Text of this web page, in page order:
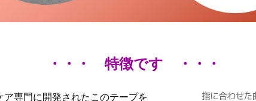
・・・ 特徴です ・・・
ア専門に開発されたこのテープを